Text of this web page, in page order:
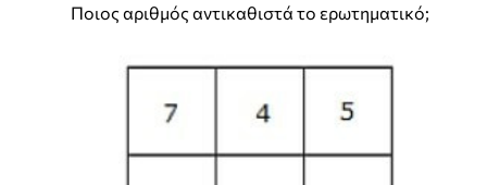
Ποιος αριθμός αντικαθιστά το ερωτηματικό;